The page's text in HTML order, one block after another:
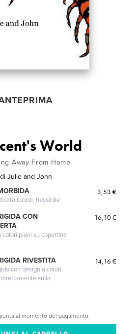
World
Away From Home
di Julie and John
lucida, flessibile
3,53 €
CON
colori pieni su copertina
16,10 €
RIVESTITA
con design a colori
sulla
14,16 €
al momento del pagamento.